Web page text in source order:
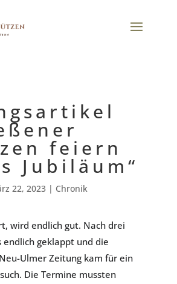
feiern
Jubiläum“
22, 2023| Chronik
wird endlich gut. Nach drei
endlich geklappt und die
Ulmer Zeitung kam für ein
Die Termine mussten